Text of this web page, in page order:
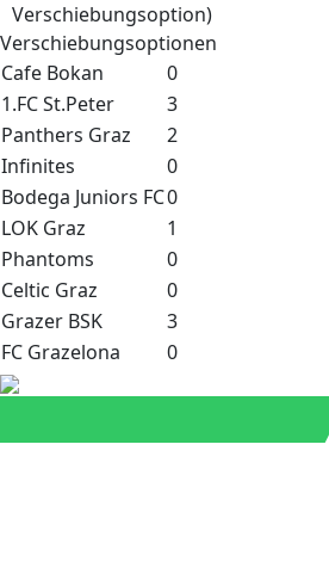
Verschiebungsoption)
Verschiebungsoptionen
Cafe Bokan
0
1.FC St.Peter
3
Panthers Graz
2
Infinites
0
Bodega Juniors FC0
LOK Graz
1
Phantoms
0
Celtic Graz
0
Grazer BSK
3
FC Grazelona
0